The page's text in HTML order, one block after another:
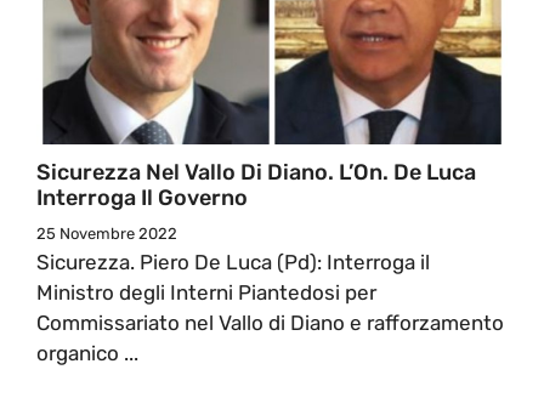
Sicurezza Nel Vallo Di Diano. L’On. De Luca
Interroga Il Governo
25 Novembre 2022
Sicurezza. Piero De Luca (Pd): Interroga il
Ministro degli Interni Piantedosi per
Commissariato nel Vallo di Diano e rafforzamento
organico ...